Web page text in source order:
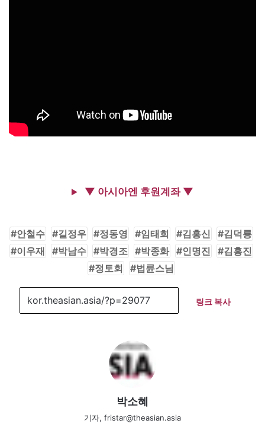
▼ 아시아엔 후원계좌 ▼
안철수 길정우 정동영 임태희 김홍신
김덕룡
이우재
박남수 박경조 박종화 인명진
김홍진
정토회
법륜스님
링크 복사
박소혜
기자, fristar@theasian.asia